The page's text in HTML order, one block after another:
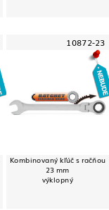
10872-23
Kombinovaný kľúč s račňou
23 mm
výklopný